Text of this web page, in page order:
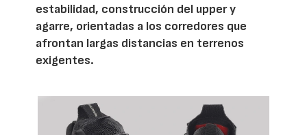
estabilidad, construcción del upper y
agarre, orientadas a los corredores que
afrontan largas distancias en terrenos
exigentes.